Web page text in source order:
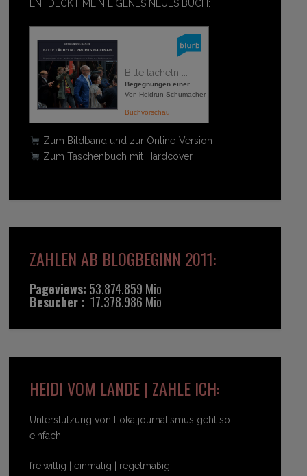
ENTDECKT MEIN EIGENES NEUES BUCH:
Bitte lächeln ...
Begegnungen einer ...
Von Heidrun Schumacher
Buchvorschau
Zum Bildband und zur Online-Version
Zum Taschenbuch mit Hardcover
ZAHLEN AB BLOGBEGINN 2011:
Pageviews: 53.874.859 Mio
Besucher : 17.378.986 Mio
HEIDI VOM LANDE | ZAHLE ICH:
Unterstützung von Lokaljournalismus geht so
einfach:
freiwillig | einmalig | regelmäßig